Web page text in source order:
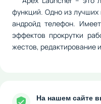
функций. Одно из
андройд телефон.
эффектов прокрутки
жестов, редактирование
На нашем сайте